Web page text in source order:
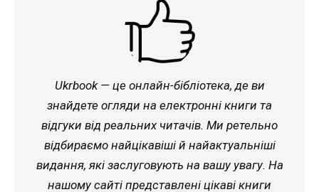
Ukrbook — це онлайн-бібліотека, де ви
знайдете огляди на електронні книги та
відгуки від реальних читачів. Ми ретельно
відбираємо найцікавіші й найактуальніші
видання, які заслуговують на вашу увагу. На
нашому сайті представлені цікаві книги